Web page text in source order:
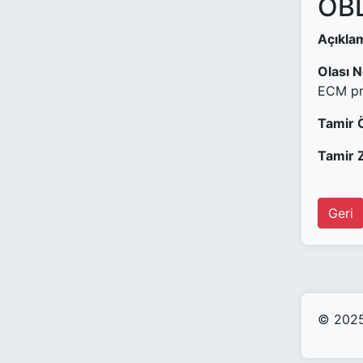
Olası
ECM
Tamir
Tamir
Geri
© 2025